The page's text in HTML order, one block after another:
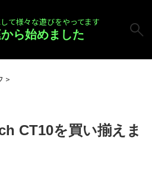
て様々な遊びをやってます
ら始めました
>
CT10を買い揃えま